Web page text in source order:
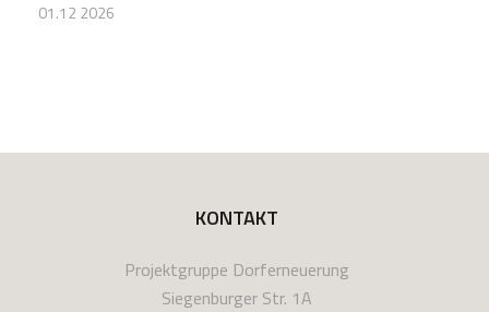
01.12 2026
KONTAKT
Projektgruppe Dorferneuerung
Siegenburger Str. 1A